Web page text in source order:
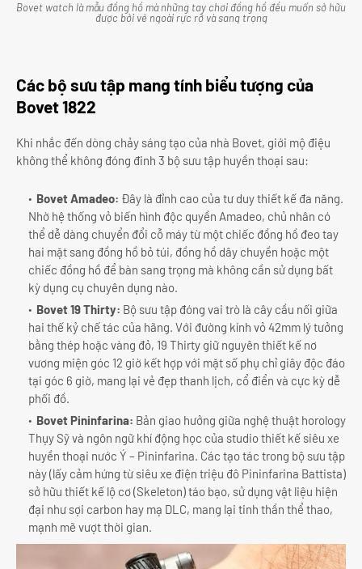
Bovet watch là mẫu đồng hồ mà những tay chơi đồng hồ đều muốn sở hữu
được bởi vẻ ngoài rực rỡ và sang trọng
Các bộ sưu tập mang tính biểu tượng của
Bovet 1822
Khi nhắc đến dòng chảy sáng tạo của nhà Bovet, giới mộ điệu
không thể không đóng đinh 3 bộ sưu tập huyền thoại sau:
Bovet Amadeo: Đây là đỉnh cao của tư duy thiết kế đa năng.
Nhờ hệ thống vỏ biến hình độc quyền Amadeo, chủ nhân có
thể dễ dàng chuyển đổi cỗ máy từ một chiếc đồng hồ đeo tay
hai mặt sang đồng hồ bỏ túi, đồng hồ dây chuyền hoặc một
chiếc đồng hồ để bàn sang trọng mà không cần sử dụng bất
kỳ dụng cụ chuyên dụng nào.
Bovet 19 Thirty: Bộ sưu tập đóng vai trò là cây cầu nối giữa
hai thế kỷ chế tác của hãng. Với đường kính vỏ 42mm lý tưởng
bằng thép hoặc vàng đỏ, 19 Thirty giữ nguyên thiết kế nơ
vương miện góc 12 giờ kết hợp với mặt số phụ chỉ giây độc đáo
tại góc 6 giờ, mang lại vẻ đẹp thanh lịch, cổ điển và cực kỳ dễ
phối đồ.
Bovet Pininfarina: Bản giao hưởng giữa nghệ thuật horology
Thụy Sỹ và ngôn ngữ khí động học của studio thiết kế siêu xe
huyền thoại nước Ý – Pininfarina. Các tạo tác trong bộ sưu tập
này (lấy cảm hứng từ siêu xe điện triệu đô Pininfarina Battista)
sở hữu thiết kế lộ cơ (Skeleton) táo bạo, sử dụng vật liệu hiện
đại như sợi carbon hay mạ DLC, mang lại tinh thần thể thao,
mạnh mẽ vượt thời gian.